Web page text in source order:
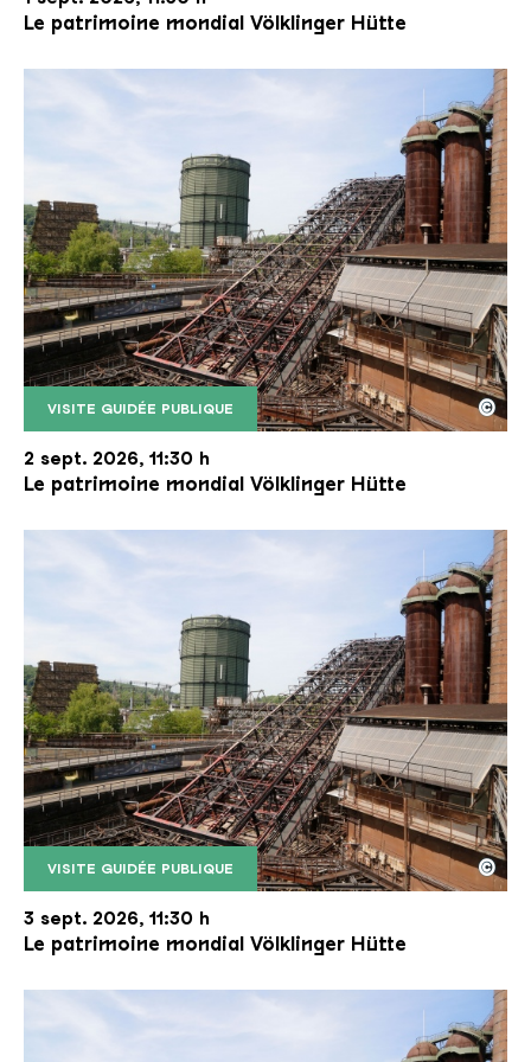
Le patrimoine mondial Völklinger Hütte
VISITE GUIDÉE PUBLIQUE
Le monte-charge incliné de la Völklinger Hütte
Copyright: Weltkulturerbe Völklinger Hütte | Karl
©
2 sept. 2026, 11:30 h
Le patrimoine mondial Völklinger Hütte
VISITE GUIDÉE PUBLIQUE
Le monte-charge incliné de la Völklinger Hütte
Copyright: Weltkulturerbe Völklinger Hütte | Karl
©
3 sept. 2026, 11:30 h
Le patrimoine mondial Völklinger Hütte